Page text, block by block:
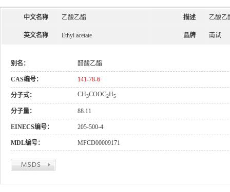
全国
磷
2024
关于
中文名称 乙酸乙酯 描述 乙酸乙
英文名称 Ethyl acetate 品牌 南试
别名： 醋酸乙酯
CAS编号： 141-78-6
分子式： CH3COOC2H5
分子量： 88.11
EINECS编号： 205-500-4
MDL编号： MFCD00009171